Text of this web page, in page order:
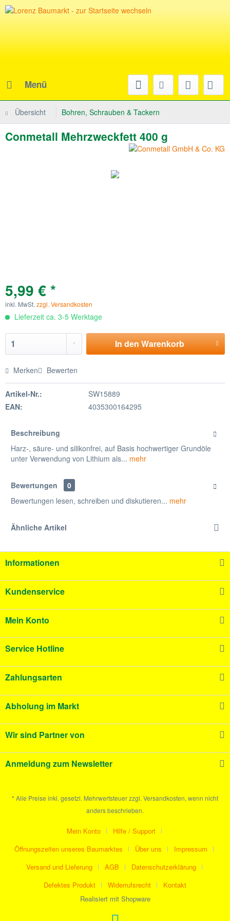
Menü
Übersicht Bohren, Schrauben & Tackern
Conmetall Mehrzweckfett 400 g
5,99 € *
inkl. MwSt. zzgl. Versandkosten
Lieferzeit ca. 3-5 Werktage
In denWarenkorb
Merken Bewerten
Artikel-Nr.:
SW15889
EAN:
4035300164295
Beschreibung
Harz-, säure- und silikonfrei, auf Basis hochwertiger Grundöle
unter Verwendung von Lithium als... mehr
Bewertungen
0
Bewertungen lesen, schreiben und diskutieren... mehr
Ähnliche Artikel
Informationen
Kundenservice
Mein Konto
Service Hotline
Zahlungsarten
Abholung im Markt
Wir sind Partner von
Anmeldung zum Newsletter
* Alle Preise inkl. gesetzl. Mehrwertsteuer zzgl. Versandkosten, wenn nicht
anders beschrieben.
Mein Konto
Hilfe / Support
Öffnungszeiten unseres Baumarktes
Über uns
Impressum
Versand und Lieferung
AGB
Datenschutzerklärung
Defektes Produkt
Widerrufsrecht
Kontakt
Realisiert mit Shopware